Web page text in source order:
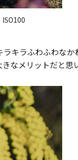
キラふわふわな
なメリットだと思